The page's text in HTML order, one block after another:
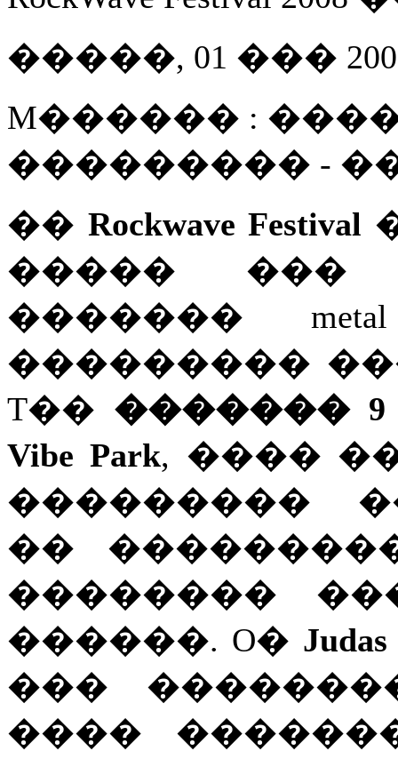
�����, 01 ��� 2008
M������ :
��������� -
�� Rockwave Festival
�����
�������
���������
T�� �������
Vibe Park, ����
���������
��
��������
������. O�
���
����